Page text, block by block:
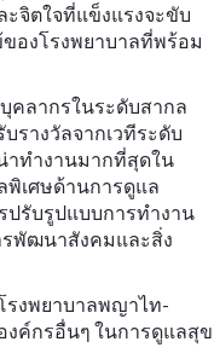
จิตใจที่แข็งแรงจะขับ
องโรงพยาบาลที่พร้อม
คลากรในระดับสากล
รางวัลจากเวทีระดับ
าทำงานมากที่สุดใน
พิเศษด้านการดูแล
ปรับรูปแบบการทำงาน
รพัฒนาสังคมและสิ่ง
รงพยาบาลพญาไท-
งค์กรอื่นๆ ในการดูแลสุข